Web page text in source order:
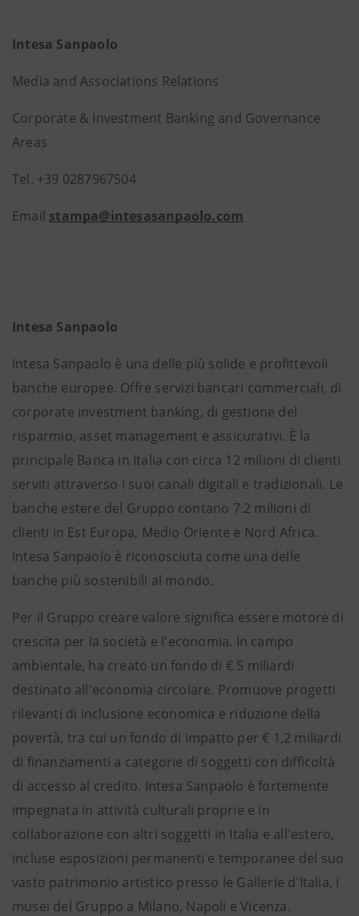
Intesa Sanpaolo
Media and Associations Relations
Corporate & Investment Banking and Governance
Areas
Tel. +39 0287967504
Email stampa@intesasanpaolo.com
Intesa Sanpaolo
Intesa Sanpaolo è una delle più solide e profittevoli
banche europee. Offre servizi bancari commerciali, di
corporate investment banking, di gestione del
risparmio, asset management e assicurativi. È la
principale Banca in Italia con circa 12 milioni di clienti
serviti attraverso i suoi canali digitali e tradizionali. Le
banche estere del Gruppo contano 7.2 milioni di
clienti in Est Europa, Medio Oriente e Nord Africa.
Intesa Sanpaolo è riconosciuta come una delle
banche più sostenibili al mondo.
Per il Gruppo creare valore significa essere motore di
crescita per la società e l'economia. In campo
ambientale, ha creato un fondo di € 5 miliardi
destinato all'economia circolare. Promuove progetti
rilevanti di inclusione economica e riduzione della
povertà, tra cui un fondo di impatto per € 1,2 miliardi
di finanziamenti a categorie di soggetti con difficoltà
di accesso al credito. Intesa Sanpaolo è fortemente
impegnata in attività culturali proprie e in
collaborazione con altri soggetti in Italia e all'estero,
incluse esposizioni permanenti e temporanee del suo
vasto patrimonio artistico presso le Gallerie d'Italia, i
musei del Gruppo a Milano, Napoli e Vicenza.